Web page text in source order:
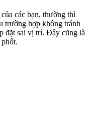
các bạn, thường thì
trường hợp không tránh
đặt sai vị trí. Đây cũng là